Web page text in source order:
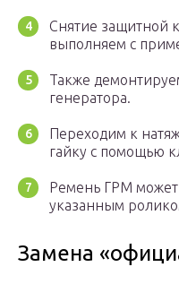
Снятие защитной
выполняем с
Также
генератора.
Переходим к
гайку с помощью
Ремень ГРМ может
указанным
Замена